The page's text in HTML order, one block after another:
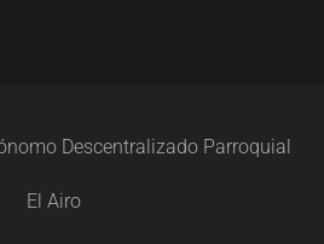
Descentralizado Parroquial
El Airo